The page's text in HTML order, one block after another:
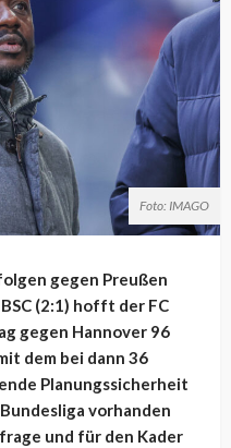
Foto: IMAGO
gegen Preußen
(2:1) hofft der FC
gegen Hannover 96
dem bei dann 36
Planungssicherheit
vorhanden
und für den Kader